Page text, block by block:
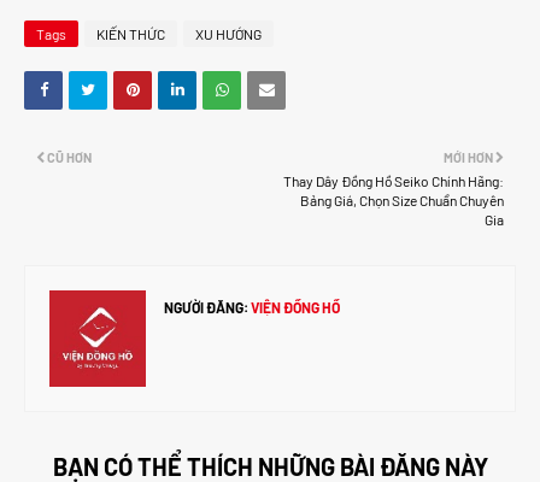
Tags KIẾN THỨC XU HƯỚNG
MỚI HƠN
Thay Dây Đồng Hồ Seiko Chính Hãng:
Bảng Giá, Chọn Size Chuẩn Chuyên
Gia
CŨ HƠN
NGƯỜI ĐĂNG: VIỆN ĐỒNG HỒ
BẠN CÓ THỂ THÍCH NHỮNG BÀI ĐĂNG NÀY